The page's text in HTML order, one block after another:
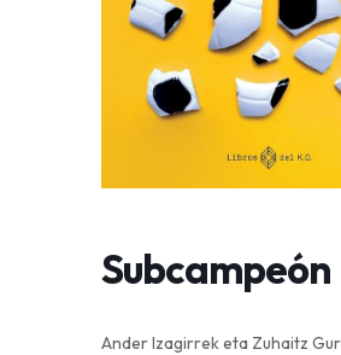
Subcampeón
Ander Izagirrek eta Zuhaitz